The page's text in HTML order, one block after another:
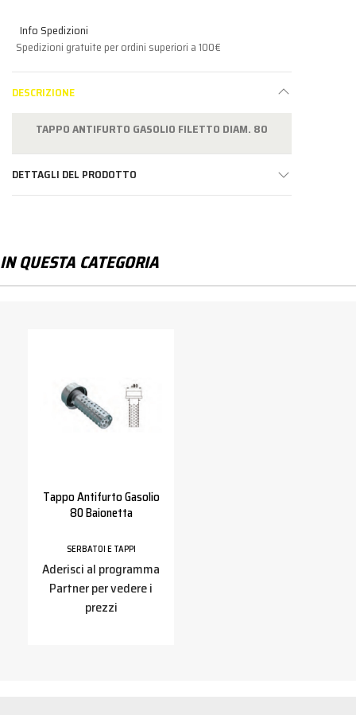
Info Spedizioni
Spedizioni gratuite per ordini superiori a 100€
DESCRIZIONE
TAPPO ANTIFURTO GASOLIO FILETTO DIAM. 80
DETTAGLI DEL PRODOTTO
IN QUESTA CATEGORIA
Tappo Antifurto Gasolio
80 Baionetta
SERBATOI E TAPPI
Aderisci al programma
Partner per vedere i
prezzi